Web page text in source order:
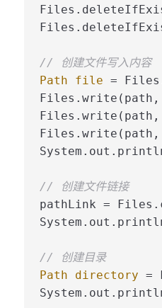
// 创建文件写入内容
Path
file =
Files.write(path,
Files.write(path,
Files.write(path,
// 创建文件链接
pathLink =
// 创建目录
Path
directory =